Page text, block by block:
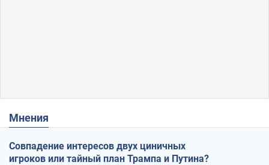
Мнения
Совпадение интересов двух циничных
игроков или тайный план Трампа и Путина?